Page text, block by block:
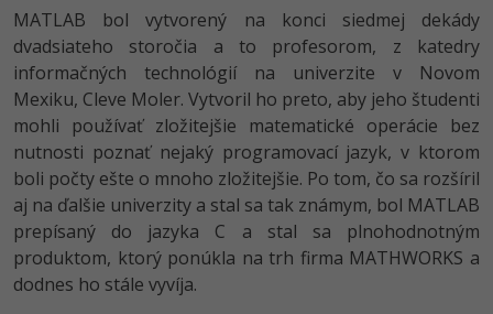
MATLAB bol vytvorený na konci siedmej dekády
dvadsiateho storočia a to profesorom, z katedry
informačných technológií na univerzite v Novom
Mexiku, Cleve Moler. Vytvoril ho preto, aby jeho študenti
mohli používať zložitejšie matematické operácie bez
nutnosti poznať nejaký programovací jazyk, v ktorom
boli počty ešte o mnoho zložitejšie. Po tom, čo sa rozšíril
aj na ďalšie univerzity a stal sa tak známym, bol MATLAB
prepísaný do jazyka C a stal sa plnohodnotným
produktom, ktorý ponúkla na trh firma MATHWORKS a
dodnes ho stále vyvíja.